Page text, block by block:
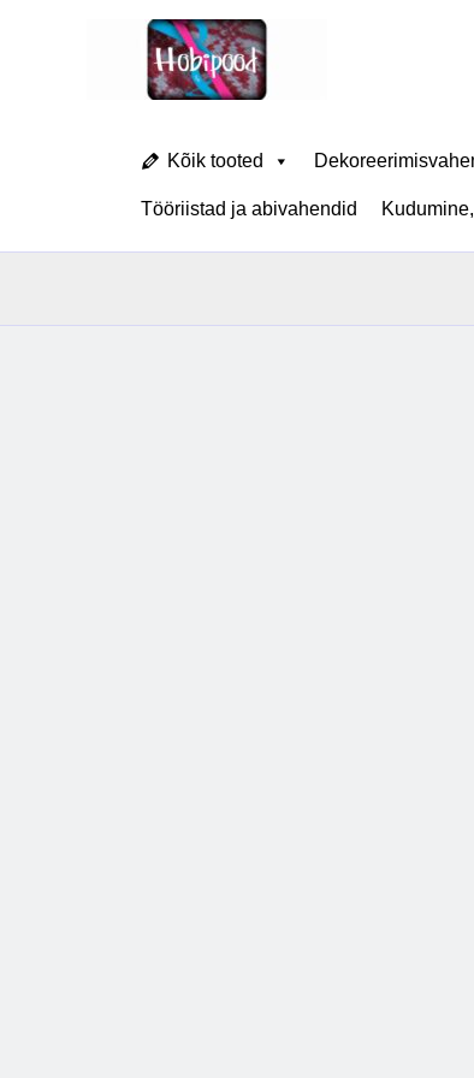
Kõik tooted
Tööriistad ja abivahendid